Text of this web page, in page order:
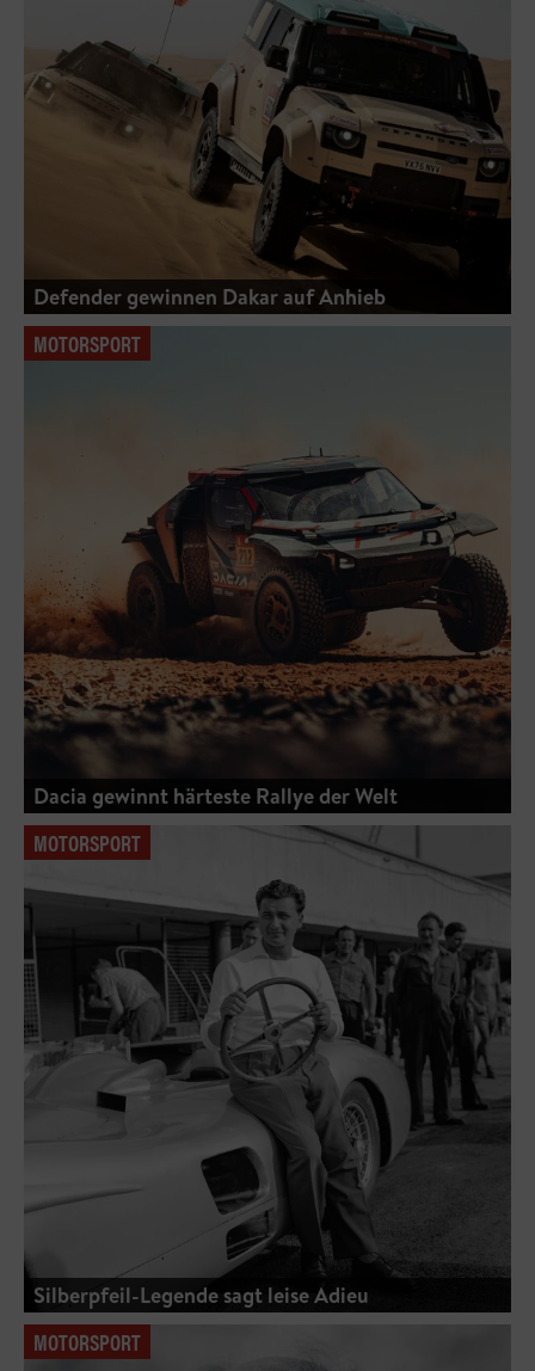
Defender gewinnen Dakar auf Anhieb
MOTORSPORT
Dacia gewinnt härteste Rallye der Welt
MOTORSPORT
Silberpfeil-Legende sagt leise Adieu
MOTORSPORT